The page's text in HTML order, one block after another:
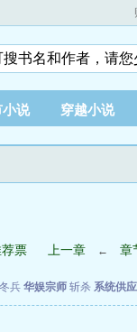
小说 穿越小说
票 上一章 ← 章
兵 华娱宗师 斩杀 系统供